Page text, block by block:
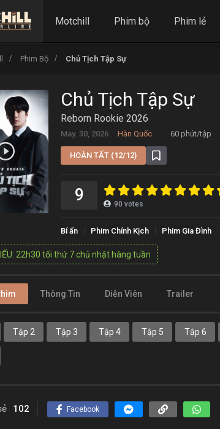
Motchill Phim bộ Phim lẻ
Phim Bộ Chủ Tịch Tập Sự
Chủ Tịch Tập Sự
Reborn Rookie 2026
May. 30, 2026 Hàn Quốc 60 phút/tập
HOÀN TẤT (12/12)
9 90 votes
Bí ẩn Phim Chính Kịch Phim Gia Đình
22h30 tối thứ 7 chủ nhật hàng tuần
Thông Tin Diễn Viên Trailer
Tập 2 Tập 3 Tập 4 Tập 5 Tập 6
102 Facebook